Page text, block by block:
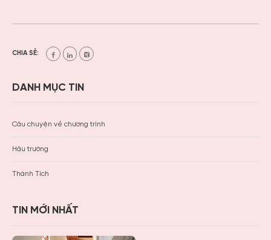
CHIA SẺ:
DANH MỤC TIN
Câu chuyện về chương trình
Hậu trường
Thành Tích
TIN MỚI NHẤT